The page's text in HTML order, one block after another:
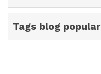
Tags blog popular